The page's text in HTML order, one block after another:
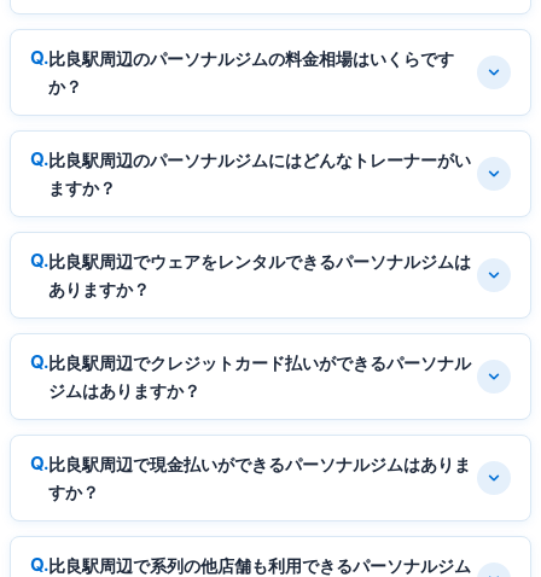
比良駅周辺のパーソナルジムの料金相場はいくらです
か？
比良駅周辺のパーソナルジムにはどんなトレーナーがい
ますか？
比良駅周辺でウェアをレンタルできるパーソナルジムは
ありますか？
比良駅周辺でクレジットカード払いができるパーソナル
ジムはありますか？
比良駅周辺で現金払いができるパーソナルジムはありま
すか？
比良駅周辺で系列の他店舗も利用できるパーソナルジム